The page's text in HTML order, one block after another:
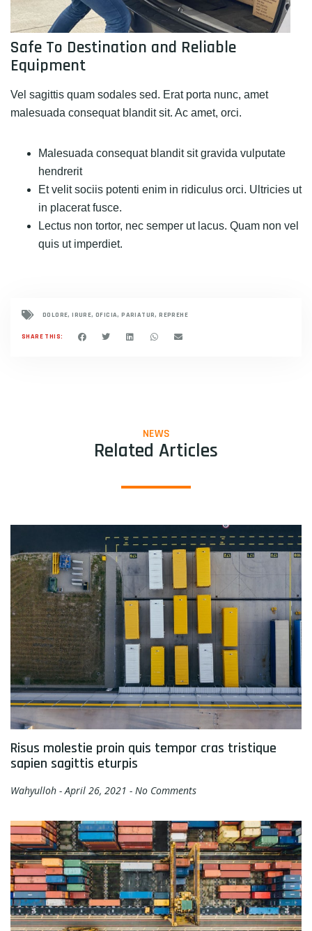
Safe To Destination and Reliable
Equipment
Vel sagittis quam sodales sed. Erat porta nunc, amet
malesuada consequat blandit sit. Ac amet, orci.
Malesuada consequat blandit sit gravida vulputate
hendrerit
Et velit sociis potenti enim in ridiculus orci. Ultricies ut
in placerat fusce.
Lectus non tortor, nec semper ut lacus. Quam non vel
quis ut imperdiet.
DOLORE,IRURE,OFICIA,PARIATUR,REPREHE
SHARE THIS:
NEWS
Related Articles
Risus molestie proin quis tempor cras tristique
sapien sagittis eturpis
Wahyulloh April 26, 2021 No Comments